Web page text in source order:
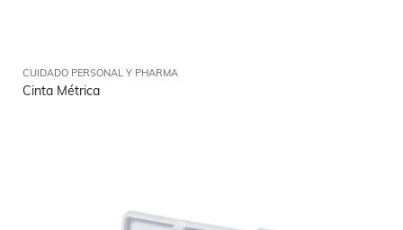
CUIDADO PERSONAL Y PHARMA
Cinta Métrica